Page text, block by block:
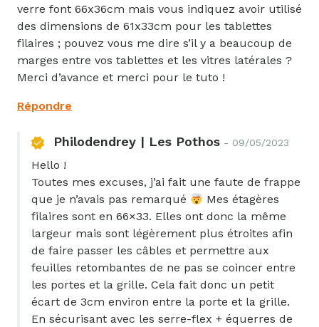
verre font 66x36cm mais vous indiquez avoir utilisé
des dimensions de 61x33cm pour les tablettes
filaires ; pouvez vous me dire s’il y a beaucoup de
marges entre vos tablettes et les vitres latérales ?
Merci d’avance et merci pour le tuto !
Répondre
Philodendrey | Les Pothos - 09/05/2023
Hello !
Toutes mes excuses, j’ai fait une faute de frappe
que je n’avais pas remarqué
Mes étagères
filaires sont en 66×33. Elles ont donc la même
largeur mais sont légèrement plus étroites afin
de faire passer les câbles et permettre aux
feuilles retombantes de ne pas se coincer entre
les portes et la grille. Cela fait donc un petit
écart de 3cm environ entre la porte et la grille.
En sécurisant avec les serre-flex + équerres de